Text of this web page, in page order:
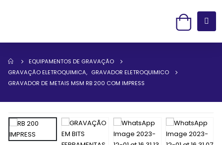
EQUIPAMENTOS DE GRAVAÇÃO
GRAVAÇÃO ELETROQUIMICA, GRAVADOR ELETROQUIMICO
GRAVADOR DE METAIS MSM RB 200 COM IMPRESS